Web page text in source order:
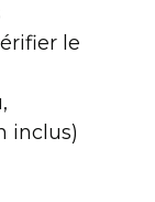
le
inclus)